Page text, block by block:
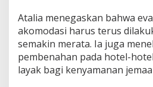
Atalia menegaskan bahwa
akomodasi harus terus
semakin merata. Ia juga
pembenahan pada hotel-
layak bagi kenyamanan